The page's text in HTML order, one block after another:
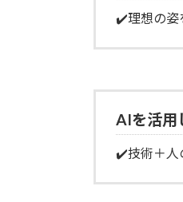
✔️理想の姿
AIを活用
✔️技術＋人